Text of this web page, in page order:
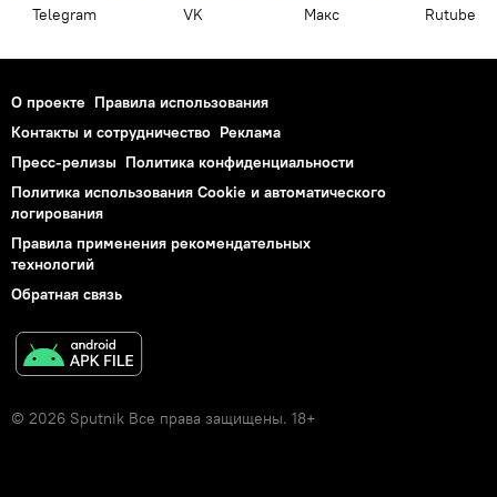
Telegram VK Макс Rutube
О проекте Правила использования
Контакты и сотрудничество Реклама
Пресс-релизы Политика конфиденциальности
Политика использования Cookie и автоматического
логирования
Правила применения рекомендательных
технологий
Обратная связь
© 2026 Sputnik Все права защищены. 18+